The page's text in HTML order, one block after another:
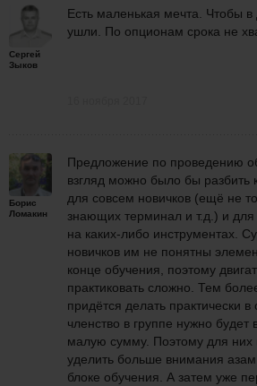
Сергей
Зыков
Есть маленькая мечта. Чтобы
ушли. По опционам срока не
Борис
Ломакин
Предложение по проведению
взгляд можно было бы разбить
для совсем новичков (ещё не
знающих терминал и т.д.) и для
на каких-либо инструментах.
новичков им не понятны
конце обучения, поэтому
практиковать сложно. Тем
придётся делать практически в
членство в группе нужно
малую сумму. Поэтому для
уделить больше внимания
блоке обучения. А затем уже